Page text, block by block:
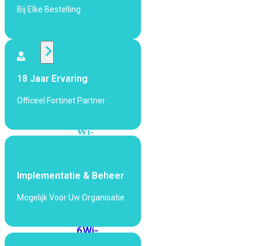
Access
Points
Wi-
Wi-
Fi
Wi-
6Wi-
Bij Elke Bestelling
18 Jaar Ervaring
Officeel Fortinet Partner
Implementatie & Beheer
Mogelijk Voor Uw Organisatie